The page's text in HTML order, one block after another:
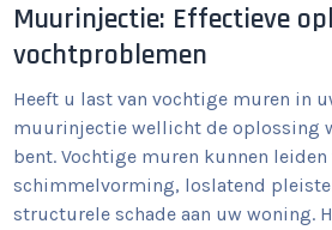
Muurinjectie: Effectieve
vochtproblemen
Heeft u last van vochtige muren in
muurinjectie wellicht de oplossing
bent. Vochtige muren kunnen
schimmelvorming, loslatend
structurele schade aan uw woning.